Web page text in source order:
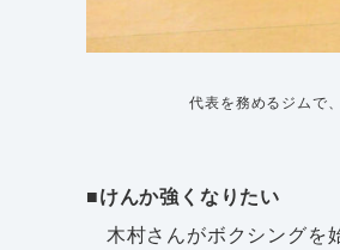
代表を務めるジムで
■けんか強くなりたい
木村さんがボクシングを